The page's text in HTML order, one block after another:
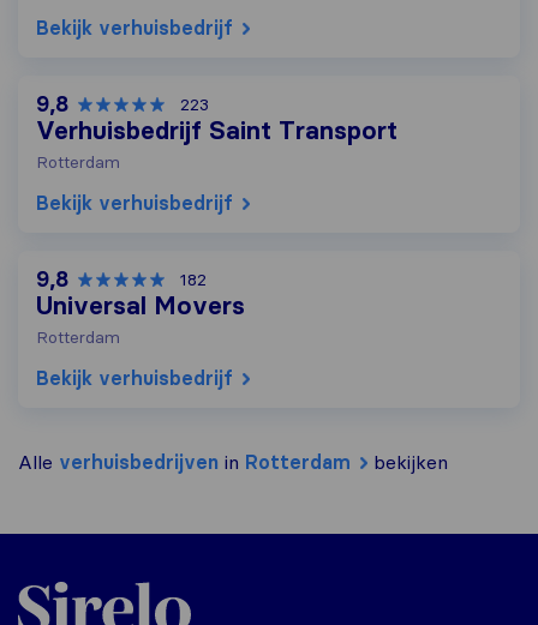
Bekijk verhuisbedrijf
9,8 223
Verhuisbedrijf Saint Transport
Rotterdam
Bekijk verhuisbedrijf
9,8 182
Universal Movers
Rotterdam
Bekijk verhuisbedrijf
Alle verhuisbedrijven in Rotterdam bekijken
Sirelo.nl